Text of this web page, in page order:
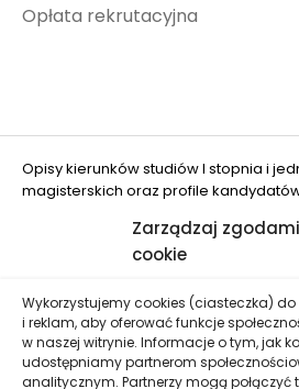
Zarządzaj
cookie
Wykorzystujemy cookies (ciasteczka)
i reklam, aby oferować funkcje
w naszej witrynie. Informacje o tym, jak
udostępniamy partnerom
analitycznym. Partnerzy mogą połączyć
Opłata rekrutacyjna
Opisy kierunków studiów I stopnia i
magisterskich oraz profile
UWM w Olsztynie" (nr FERS.01.05-
dofinansowanym przez Unię